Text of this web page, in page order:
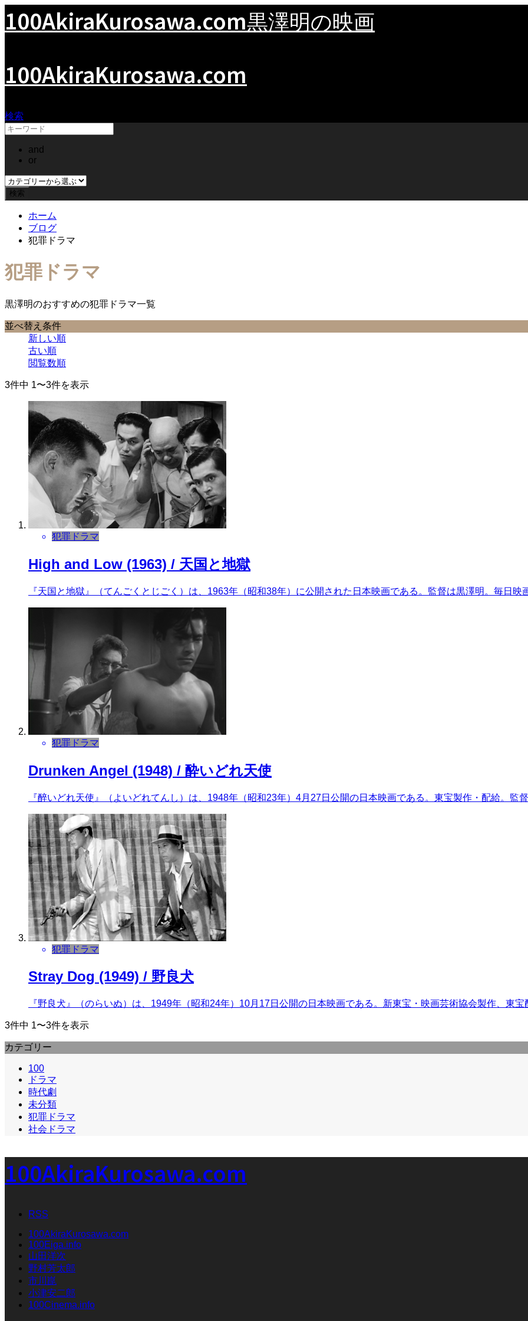
100AkiraKurosawa.com黒澤明の映画
100AkiraKurosawa.com
検索
and
or
ホーム
ブログ
犯罪ドラマ
犯罪ドラマ
黒澤明のおすすめの犯罪ドラマ一覧
並べ替え条件
新しい順
古い順
閲覧数順
3件中 1〜3件を表示
犯罪ドラマ
High and Low (1963) / 天国と地獄
『天国と地獄』（てんごくとじごく）は、1963年（昭和38年）に公開された日本映画である。監督は黒澤明。毎日
犯罪ドラマ
Drunken Angel (1948) / 酔いどれ天使
『醉いどれ天使』（よいどれてんし）は、1948年（昭和23年）4月27日公開の日本映画である。東宝製作・配給。監
犯罪ドラマ
Stray Dog (1949) / 野良犬
『野良犬』（のらいぬ）は、1949年（昭和24年）10月17日公開の日本映画である。新東宝・映画芸術協会製作、東
3件中 1〜3件を表示
カテゴリー
100
ドラマ
時代劇
未分類
犯罪ドラマ
社会ドラマ
100AkiraKurosawa.com
RSS
100AkiraKurosawa.com
100Eiga.info
山田洋次
野村芳太郎
市川崑
小津安二郎
100Cinema.info